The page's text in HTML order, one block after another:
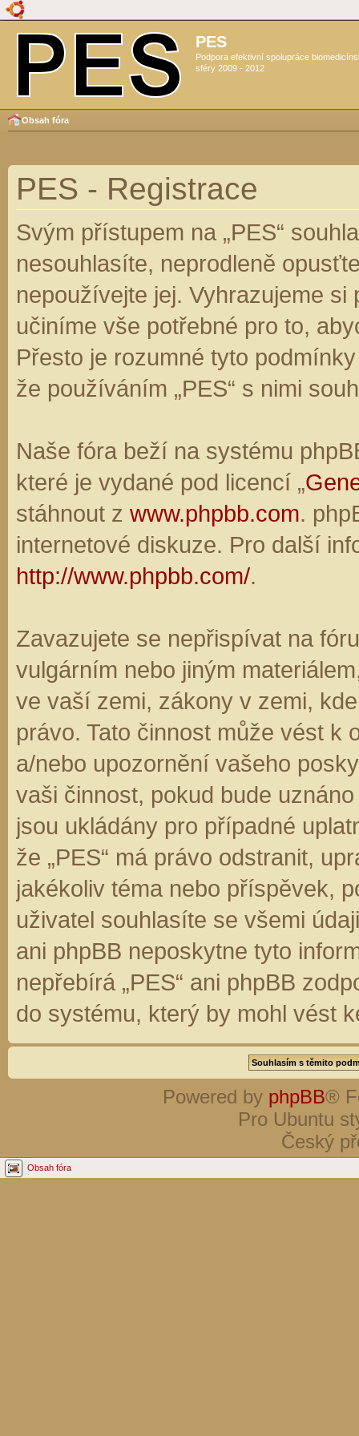
PES
Podpora efektivní spolupráce
sféry 2009 - 2012
Obsah fóra
PES - Registrace
Svým přístupem na „PES“
nesouhlasíte, neprodleně
nepoužívejte jej. Vyhrazujeme
učiníme vše potřebné pro to,
Přesto je rozumné tyto
že používáním „PES“ s nimi
Naše fóra beží na systému
které je vydané pod licencí „
stáhnout z www.phpbb.com.
internetové diskuze. Pro další
http://www.phpbb.com/.
Zavazujete se nepřispívat na
vulgárním nebo jiným
ve vaší zemi, zákony v zemi,
právo. Tato činnost může vést k
a/nebo upozornění vašeho
vaši činnost, pokud bude
jsou ukládány pro případné
že „PES“ má právo odstranit,
jakékoliv téma nebo příspěvek,
uživatel souhlasíte se všemi
ani phpBB neposkytne tyto
nepřebírá „PES“ ani phpBB
do systému, který by mohl vést
Powered by phpBB®
Pro Ubuntu
Český
Obsah fóra